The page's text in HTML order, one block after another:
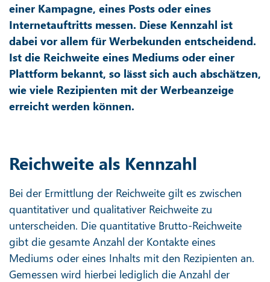
einer Kampagne, eines Posts oder eines
Internetauftritts messen. Diese Kennzahl ist
dabei vor allem für Werbekunden entscheidend.
Ist die Reichweite eines Mediums oder einer
Plattform bekannt, so lässt sich auch abschätzen,
wie viele Rezipienten mit der Werbeanzeige
erreicht werden können.
Reichweite als Kennzahl
Bei der Ermittlung der Reichweite gilt es zwischen
quantitativer und qualitativer Reichweite zu
unterscheiden. Die quantitative Brutto-Reichweite
gibt die gesamte Anzahl der Kontakte eines
Mediums oder eines Inhalts mit den Rezipienten an.
Gemessen wird hierbei lediglich die Anzahl der